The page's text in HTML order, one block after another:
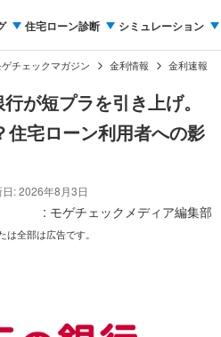
住宅ローン診断 シミュレーション
チェックマガジン 金利情報 金利速報
が短プラを引き上げ。
住宅ローン利用者への影
: 2026年8月3日
: モゲチェックメディア編集部
全部は広告です。